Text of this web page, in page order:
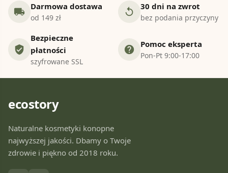
local_shipping Darmowa dostawa
od 149 zł
replay 30 dni na zwrot
bez podania przyczyny
verified_user
Bezpieczne
płatności
szyfrowane SSL
help Pomoc eksperta
Pon-Pt 9:00-17:00
ecostory
Naturalne kosmetyki konopne
najwyższej jakości. Dbamy o Twoje
zdrowie i piękno od 2018 roku.